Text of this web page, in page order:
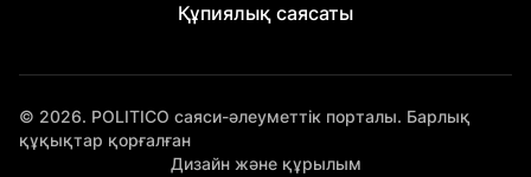
Құпиялық саясаты
© 2026. POLITICO саяси-әлеуметтік порталы. Барлық
құқықтар қорғалған
Дизайн және құрылым